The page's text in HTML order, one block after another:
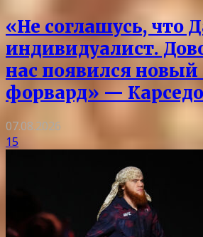
«Не соглашусь, что
индивидуалист.
нас появился
форвард» — Карседо
07.08.2026
15